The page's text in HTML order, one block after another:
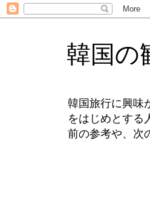
韓国の
韓国旅行に興味
をはじめとする
前の参考や、次